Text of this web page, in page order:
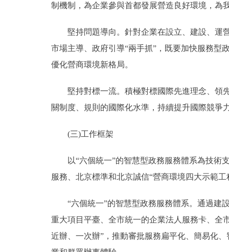
制機制，為企業參與首都發展營造良好環境，為
堅持問題導向。針對企業在設立、建設、運營
市場主導、政府引導“兩手抓”，既要加快服務型
優化營商環境新格局。
堅持對標一流。積極對標國際先進理念、領先
關制度、規則的國際化水準，持續提升國際競爭
(三)工作框架
以“六個統一”的智慧型政務服務體系為技術支
服務、北京標準和北京誠信“營商環境四大示範
“六個統一”的智慧型政務服務體系。通過建設
重大項目平臺、全市統一的企業法人服務卡、全
近辦、一次辦”，推動審批服務扁平化、簡易化